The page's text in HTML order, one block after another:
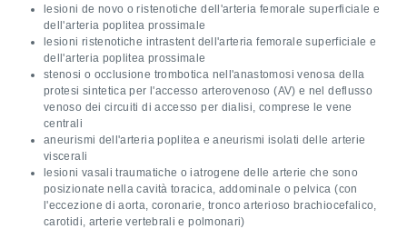
lesioni de novo o ristenotiche dell'arteria femorale superficiale e
dell'arteria poplitea prossimale
lesioni ristenotiche intrastent dell'arteria femorale superficiale e
dell'arteria poplitea prossimale
stenosi o occlusione trombotica nell'anastomosi venosa della
protesi sintetica per l'accesso arterovenoso (AV) e nel deflusso
venoso dei circuiti di accesso per dialisi, comprese le vene
centrali
aneurismi dell'arteria poplitea e aneurismi isolati delle arterie
viscerali
lesioni vasali traumatiche o iatrogene delle arterie che sono
posizionate nella cavità toracica, addominale o pelvica (con
l'eccezione di aorta, coronarie, tronco arterioso brachiocefalico,
carotidi, arterie vertebrali e polmonari)